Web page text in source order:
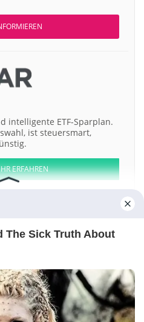
intelligente ETF-Sparplan.
ist steuersmart,
ERFAHREN
Dow Jones NASDAQ 100
Nikkei 225
Aktien:
Cinemedia Film CTS Eventim
Group
Werbung-Barrierefreiheit
The Sick Truth About